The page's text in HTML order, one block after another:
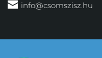
info@csomszisz.hu